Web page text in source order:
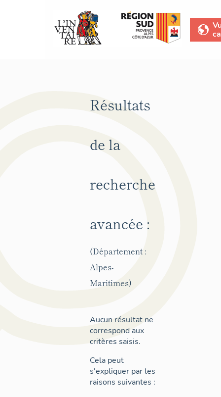
Résultats
de la
recherche
avancée :
(Département :
Alpes-
Maritimes)
Aucun résultat ne
correspond aux
critères saisis.
Cela peut
s'expliquer par les
raisons suivantes :